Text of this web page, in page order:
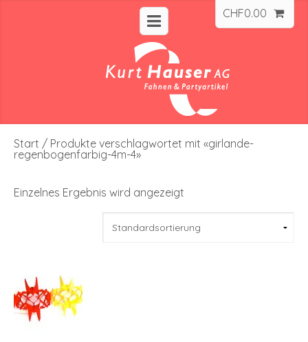
CHF0.00
Start / Produkte verschlagwortet mit «girlande-
regenbogenfarbig-4m-4»
Einzelnes Ergebnis wird angezeigt